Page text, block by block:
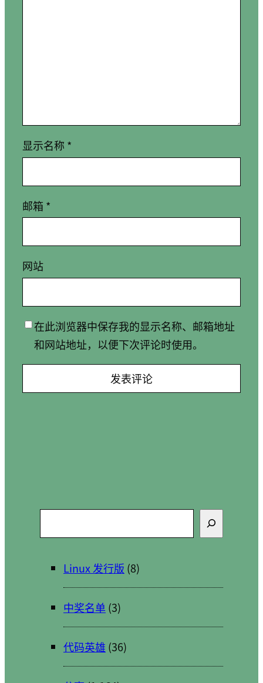
显示名称 *
邮箱 *
网站
在此浏览器中保存我的显示名称、邮箱地址
和网站地址，以便下次评论时使用。
索
Linux 发行版 (8)
中奖名单 (3)
代码英雄 (36)